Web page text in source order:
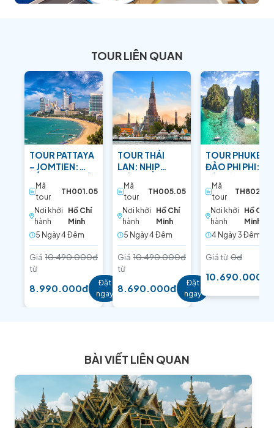
TOUR LIÊN QUAN
TOUR PATTAYA
– JOMTIEN:
NHIỆT ĐỚI
Mã
tour
TH001.05
Nơi khởi
hành
Hồ Chí
Minh
5 Ngày 4 Ðêm
Giá
từ
10.490.000đ
8.990.000đ
Đặt
ngay
TOUR THÁI
LAN: NHỊP
BANGKOK –
PATTAYA RỰC
RỠ
Mã
tour
TH005.05
Nơi khởi
hành
Hồ Chí
Minh
5 Ngày 4 Ðêm
Giá
từ
10.490.000đ
8.690.000đ
Đặt
ngay
TOUR PHUKET –
ĐẢO PHI PHI:
BIỂN ĐẢO
Mã
tour
TH802.04
Nơi khởi
hành
Hồ Chí
Minh
4 Ngày 3 Ðêm
Giá từ 0đ
10.690.000đ
BÀI VIẾT LIÊN QUAN